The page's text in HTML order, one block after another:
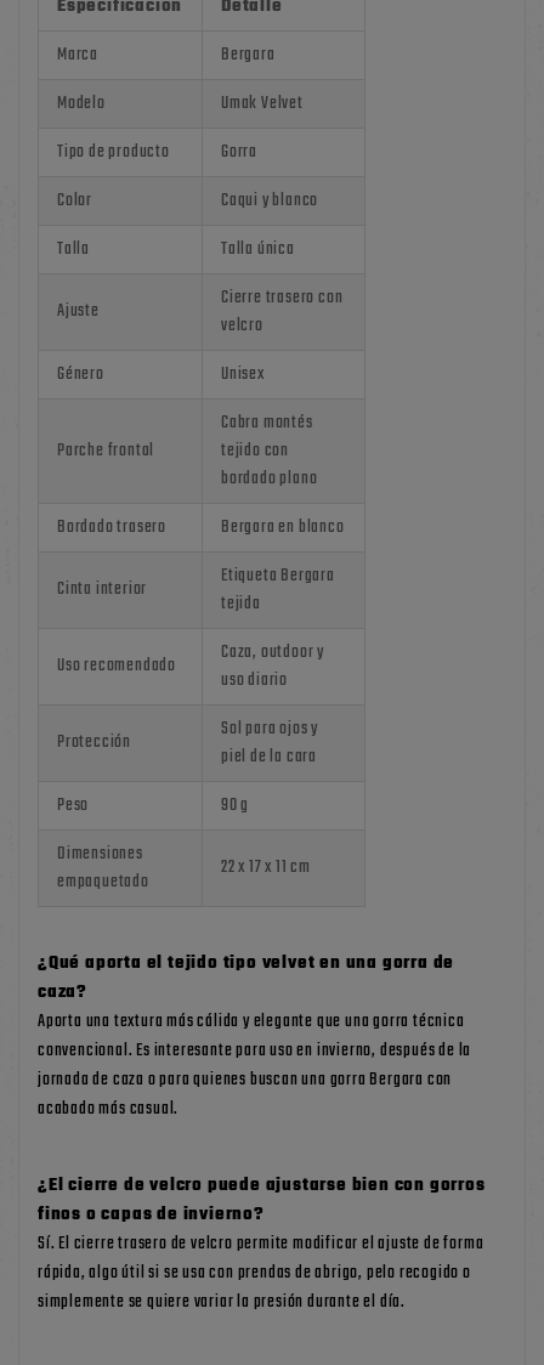
Especificación
Detalle
Marca
Bergara
Modelo
Umak Velvet
Tipo de producto
Gorra
Color
Caqui y blanco
Talla
Talla única
Ajuste
Cierre trasero con
velcro
Género
Unisex
Parche frontal
Cabra montés
tejido con
bordado plano
Bordado trasero
Bergara en blanco
Cinta interior
Etiqueta Bergara
tejida
Uso recomendado
Caza, outdoor y
uso diario
Protección
Sol para ojos y
piel de la cara
Peso
90 g
Dimensiones
empaquetado
22 x 17 x 11 cm
¿Qué aporta el tejido tipo velvet en una gorra de
caza?
Aporta una textura más cálida y elegante que una gorra técnica
convencional. Es interesante para uso en invierno, después de la
jornada de caza o para quienes buscan una gorra Bergara con
acabado más casual.
¿El cierre de velcro puede ajustarse bien con gorros
finos o capas de invierno?
Sí. El cierre trasero de velcro permite modificar el ajuste de forma
rápida, algo útil si se usa con prendas de abrigo, pelo recogido o
simplemente se quiere variar la presión durante el día.